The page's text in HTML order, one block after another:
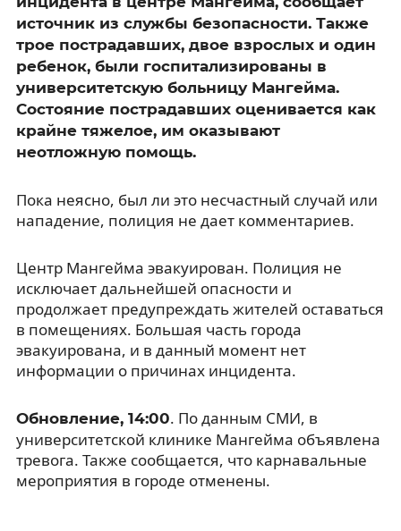
источник из службы безопасности. Также
трое пострадавших, двое взрослых и один
ребенок, были госпитализированы в
университетскую больницу Мангейма.
Состояние пострадавших оценивается как
крайне тяжелое, им оказывают
неотложную помощь.
Пока неясно, был ли это несчастный случай или
нападение, полиция не дает комментариев.
Центр Мангейма эвакуирован. Полиция не
исключает дальнейшей опасности и
продолжает предупреждать жителей оставаться
в помещениях. Большая часть города
эвакуирована, и в данный момент нет
информации о причинах инцидента.
Обновление, 14:00. По данным СМИ, в
университетской клинике Мангейма объявлена
тревога. Также сообщается, что карнавальные
мероприятия в городе отменены.